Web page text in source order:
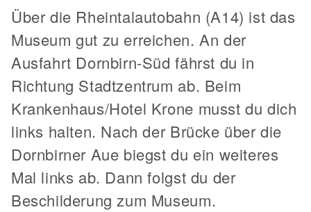
Über die Rheintalautobahn (A14) ist das
Museum gut zu erreichen. An der
Ausfahrt Dornbirn-Süd fährst du in
Richtung Stadtzentrum ab. Beim
Krankenhaus/Hotel Krone musst du dich
links halten. Nach der Brücke über die
Dornbirner Aue biegst du ein weiteres
Mal links ab. Dann folgst du der
Beschilderung zum Museum.